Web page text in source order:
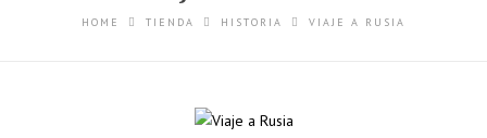
HOME TIENDA HISTORIA VIAJE A RUSIA